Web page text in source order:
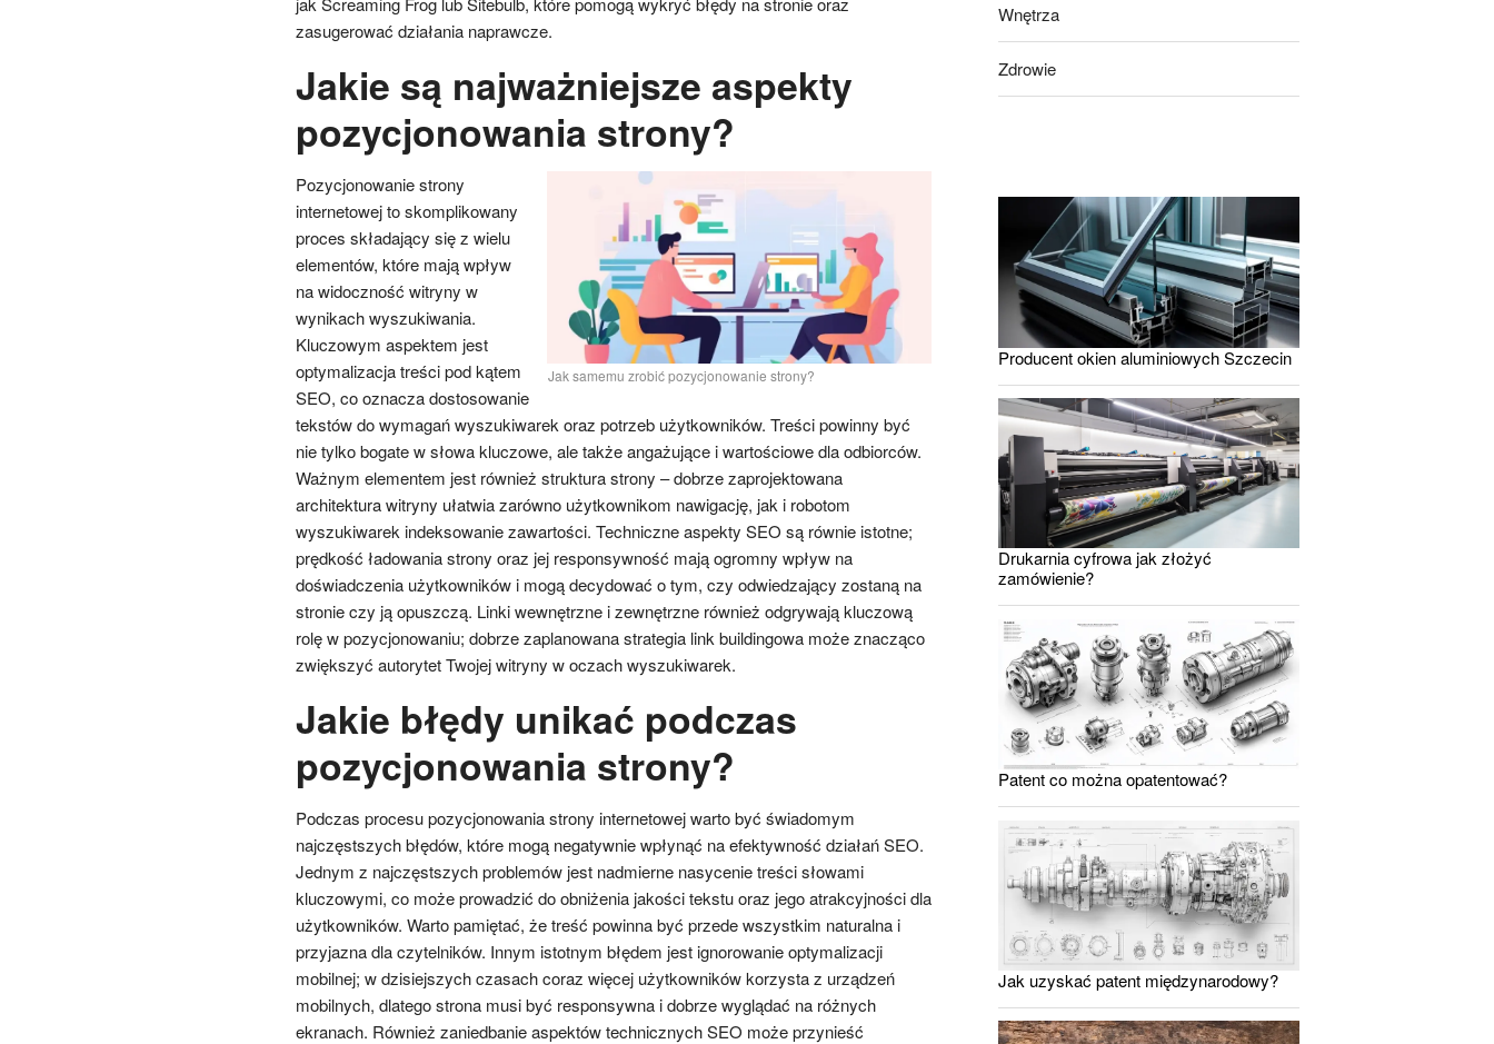
zasugerować działania naprawcze.
Jakie są najważniejsze aspekty
pozycjonowania strony?
Jak samemu zrobić pozycjonowanie strony?
Pozycjonowanie strony
internetowej to skomplikowany
proces składający się z wielu
elementów, które mają wpływ
na widoczność witryny w
wynikach wyszukiwania.
Kluczowym aspektem jest
optymalizacja treści pod kątem
SEO, co oznacza dostosowanie
tekstów do wymagań wyszukiwarek oraz potrzeb użytkowników. Treści powinny być
nie tylko bogate w słowa kluczowe, ale także angażujące i wartościowe dla odbiorców.
Ważnym elementem jest również struktura strony – dobrze zaprojektowana
architektura witryny ułatwia zarówno użytkownikom nawigację, jak i robotom
wyszukiwarek indeksowanie zawartości. Techniczne aspekty SEO są równie istotne;
prędkość ładowania strony oraz jej responsywność mają ogromny wpływ na
doświadczenia użytkowników i mogą decydować o tym, czy odwiedzający zostaną na
stronie czy ją opuszczą. Linki wewnętrzne i zewnętrzne również odgrywają kluczową
rolę w pozycjonowaniu; dobrze zaplanowana strategia link buildingowa może znacząco
zwiększyć autorytet Twojej witryny w oczach wyszukiwarek.
Jakie błędy unikać podczas
pozycjonowania strony?
Podczas procesu pozycjonowania strony internetowej warto być świadomym
najczęstszych błędów, które mogą negatywnie wpłynąć na efektywność działań SEO.
Jednym z najczęstszych problemów jest nadmierne nasycenie treści słowami
kluczowymi, co może prowadzić do obniżenia jakości tekstu oraz jego atrakcyjności dla
użytkowników. Warto pamiętać, że treść powinna być przede wszystkim naturalna i
przyjazna dla czytelników. Innym istotnym błędem jest ignorowanie optymalizacji
mobilnej; w dzisiejszych czasach coraz więcej użytkowników korzysta z urządzeń
mobilnych, dlatego strona musi być responsywna i dobrze wyglądać na różnych
ekranach. Również zaniedbanie aspektów technicznych SEO może przynieść
Wnętrza
Zdrowie
Producent okien aluminiowych Szczecin
Drukarnia cyfrowa jak złożyć
zamówienie?
Patent co można opatentować?
Jak uzyskać patent międzynarodowy?